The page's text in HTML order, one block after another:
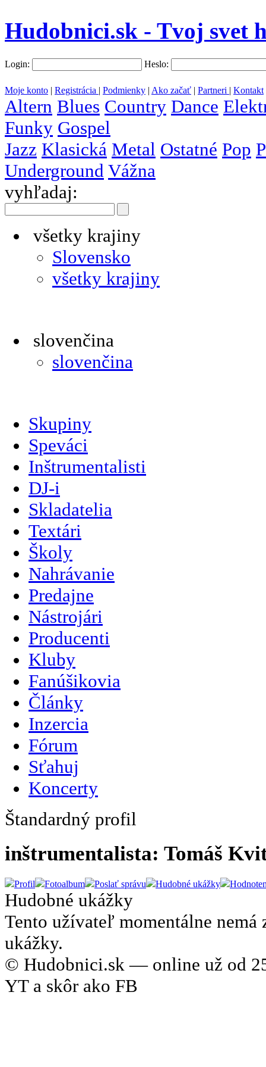
Hudobnici.sk - Tvoj svet
Login: Heslo:
Moje konto | Registrácia | Podmienky | Ako začať | Partneri | Kontakt
Altern Blues Country Dance
Funky Gospel
Jazz Klasická Metal Ostatné Pop
Underground Vážna
vyhľadaj:
všetky krajiny
Slovensko
všetky krajiny
slovenčina
slovenčina
Skupiny
Speváci
Inštrumentalisti
DJ-i
Skladatelia
Textári
Školy
Nahrávanie
Predajne
Nástrojári
Producenti
Kluby
Fanúšikovia
Články
Inzercia
Fórum
Sťahuj
Koncerty
Štandardný profil
inštrumentalista: Tomáš
Profil Fotoalbum Poslať správu Hudobné ukážky
Hudobné ukážky
Tento užívateľ momentálne nemá
ukážky.
© Hudobnici.sk — online už od
YT a skôr ako FB